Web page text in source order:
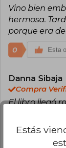
Vino bien
hermosa.
porque era
0 Esta
Danna Sibaja
Compra
El libro llegó
una manera
está igual de
Estás